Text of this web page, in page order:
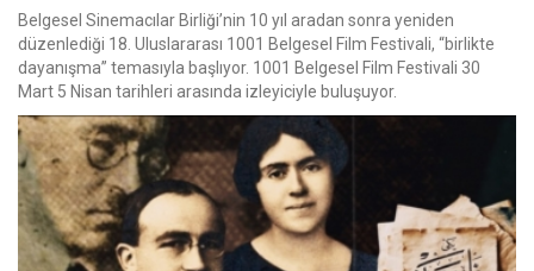
Belgesel Sinemacılar Birliği’nin 10 yıl aradan sonra yeniden
düzenlediği 18. Uluslararası 1001 Belgesel Film Festivali, “birlikte
dayanışma” temasıyla başlıyor. 1001 Belgesel Film Festivali 30
Mart 5 Nisan tarihleri arasında izleyiciyle buluşuyor.